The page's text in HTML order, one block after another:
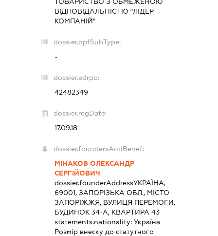
ВІДПОВІДАЛЬНІСТЮ "ЛІДЕР
КОМПАНІЙ"
dossier.opfSubType:
-
dossier.edrpo:
42482349
dossier.regDate:
17.09.18
dossier.foundersAndBenef:
МІНАКОВ ОЛЕКСАНДР
СЕРГІЙОВИЧ
dossier.founderAddressУКРАЇНА,
69001, ЗАПОРІЗЬКА ОБЛ., МІСТО
ЗАПОРІЖЖЯ, ВУЛИЦЯ ПЕРЕМОГИ,
БУДИНОК 34-А, КВАРТИРА 43
statements.nationality: Україна
Розмір внеску до статутного